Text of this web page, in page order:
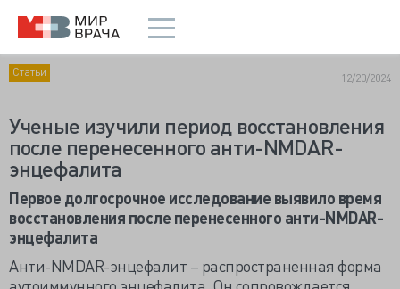
Статьи 12/20/2024
Ученые изучили период восстановления
после перенесенного анти-NMDAR-
энцефалита
Первое долгосрочное исследование выявило время
восстановления после перенесенного анти-NMDAR-
энцефалита
Анти-NMDAR-энцефалит – распространенная форма